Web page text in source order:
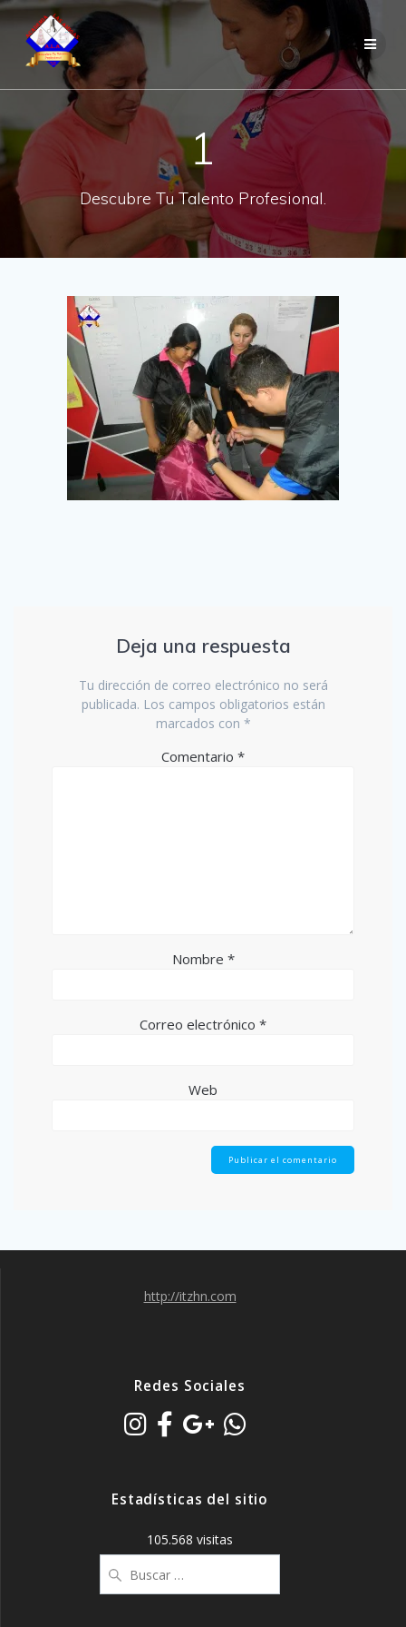
Saltar
contenido
1
Descubre Tu Talento Profesional.
Deja una respuesta
Tu dirección de correo electrónico no será
publicada. Los campos obligatorios están
marcados con *
Comentario *
Nombre *
Correo electrónico *
Web
http://itzhn.com
Redes Sociales
Estadísticas del sitio
105.568 visitas